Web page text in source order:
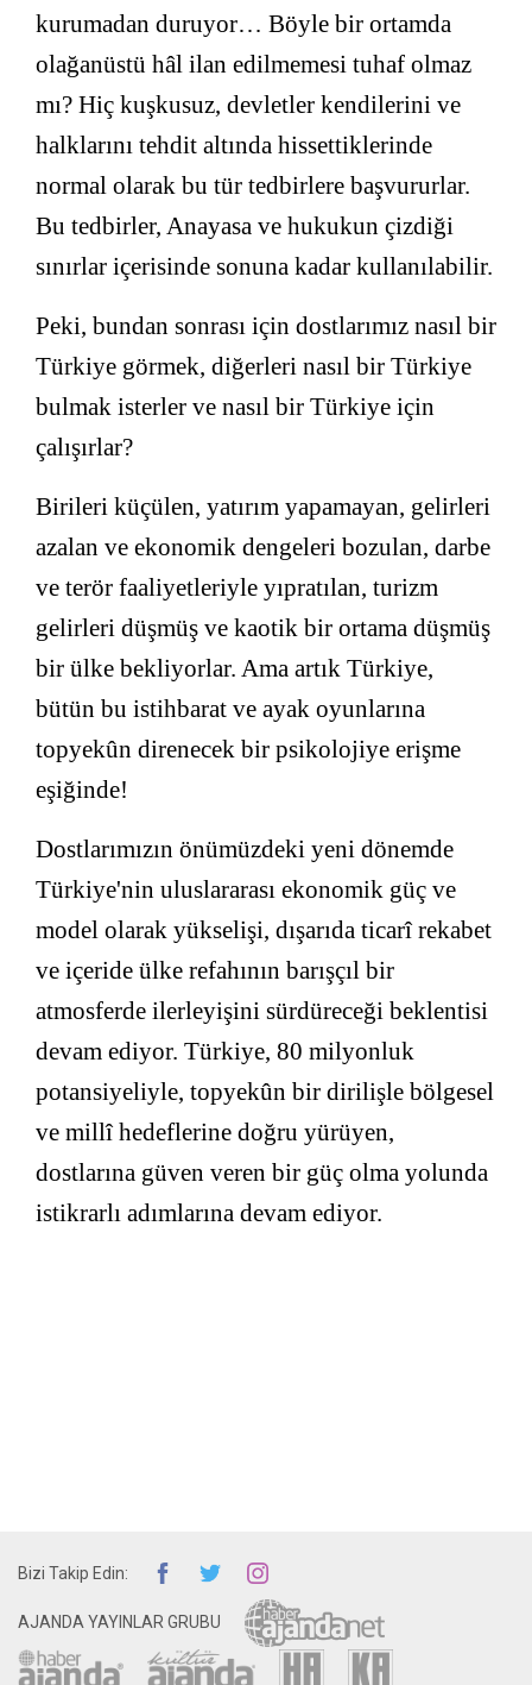
kurumadan duruyor… Böyle bir ortamda
olağanüstü hâl ilan edilmemesi tuhaf olmaz
mı? Hiç kuşkusuz, devletler kendilerini ve
halklarını tehdit altında hissettiklerinde
normal olarak bu tür tedbirlere başvururlar.
Bu tedbirler, Anayasa ve hukukun çizdiği
sınırlar içerisinde sonuna kadar kullanılabilir.
Peki, bundan sonrası için dostlarımız nasıl bir
Türkiye görmek, diğerleri nasıl bir Türkiye
bulmak isterler ve nasıl bir Türkiye için
çalışırlar?
Birileri küçülen, yatırım yapamayan, gelirleri
azalan ve ekonomik dengeleri bozulan, darbe
ve terör faaliyetleriyle yıpratılan, turizm
gelirleri düşmüş ve kaotik bir ortama düşmüş
bir ülke bekliyorlar. Ama artık Türkiye,
bütün bu istihbarat ve ayak oyunlarına
topyekûn direnecek bir psikolojiye erişme
eşiğinde!
Dostlarımızın önümüzdeki yeni dönemde
Türkiye'nin uluslararası ekonomik güç ve
model olarak yükselişi, dışarıda ticarî rekabet
ve içeride ülke refahının barışçıl bir
atmosferde ilerleyişini sürdüreceği beklentisi
devam ediyor. Türkiye, 80 milyonluk
potansiyeliyle, topyekûn bir dirilişle bölgesel
ve millî hedeflerine doğru yürüyen,
dostlarına güven veren bir güç olma yolunda
istikrarlı adımlarına devam ediyor.
Bizi Takip Edin:
AJANDA YAYINLAR GRUBU